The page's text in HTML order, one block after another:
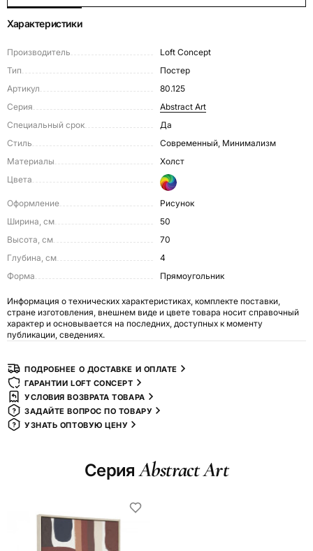
Характеристики
Производитель
Loft Concept
Тип
Постер
Артикул
80.125
Серия
Abstract Art
Специальный срок
Да
Стиль
Современный, Минимализм
Материалы
Холст
Цвета
Оформление
Рисунок
Ширина, см
50
Высота, см
70
Глубина, см
4
Форма
Прямоугольник
Информация о технических характеристиках, комплекте поставки,
стране изготовления, внешнем виде и цвете товара носит справочный
характер и основывается на последних, доступных к моменту
публикации, сведениях.
ПОДРОБНЕЕ О ДОСТАВКЕ И ОПЛАТЕ
ГАРАНТИИ LOFT CONCEPT
УСЛОВИЯ ВОЗВРАТА ТОВАРА
ЗАДАЙТЕ ВОПРОС ПО ТОВАРУ
УЗНАТЬ ОПТОВУЮ ЦЕНУ
СерияAbstract Art